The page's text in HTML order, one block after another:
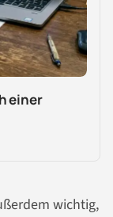
einer
wichtig,